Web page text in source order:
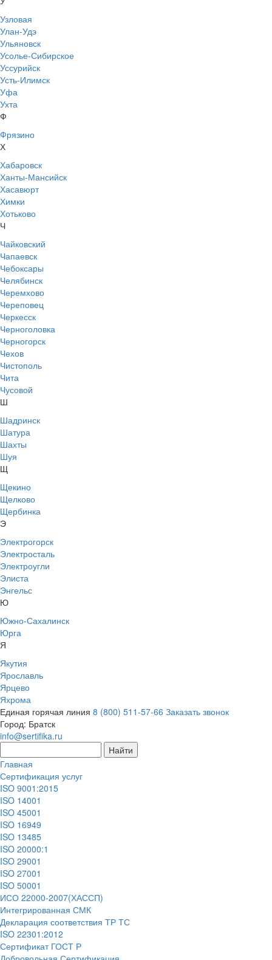
Узловая
Улан-Удэ
Ульяновск
Усолье-Сибирское
Уссурийск
Усть-Илимск
Уфа
Ухта
Ф
Фрязино
Х
Хабаровск
Ханты-Мансийск
Хасавюрт
Химки
Хотьково
Ч
Чайковский
Чапаевск
Чебоксары
Челябинск
Черемхово
Череповец
Черкесск
Черноголовка
Черногорск
Чехов
Чистополь
Чита
Чусовой
Ш
Шадринск
Шатура
Шахты
Шуя
Щ
Щекино
Щелково
Щербинка
Э
Электрогорск
Электросталь
Электроугли
Элиста
Энгельс
Ю
Южно-Сахалинск
Юрга
Я
Якутия
Ярославль
Ярцево
Яхрома
Единая горячая линия 8 (800) 511-57-66 Заказать звонок
Город: Братск
info@sertifika.ru
Главная
Сертификация услуг
ISO 9001:2015
ISO 14001
ISO 45001
ISO 16949
ISO 13485
ISO 20000:1
ISO 29001
ISO 27001
ISO 50001
ИСО 22000-2007(ХАССП)
Интегрированная СМК
Декларация соответствия ТР ТС
ISO 22301:2012
Сертификат ГОСТ Р